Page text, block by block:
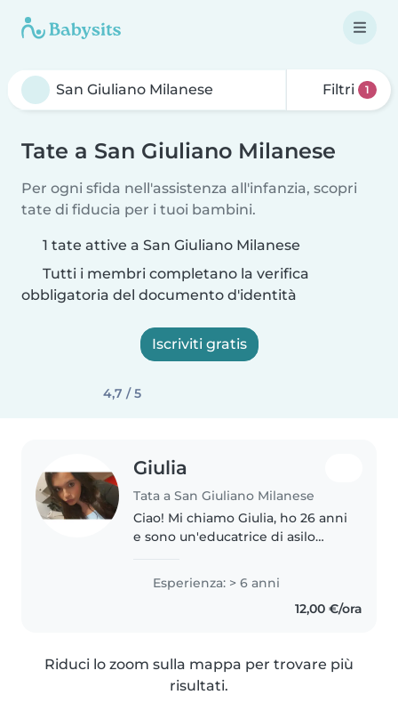
Filtri 1
Tate a San Giuliano Milanese
Per ogni sfida nell'assistenza all'infanzia, scopri
tate di fiducia per i tuoi bambini.
1 tate attive a San Giuliano Milanese
Tutti i membri completano la verifica
obbligatoria del documento d'identità
Iscriviti gratis
4,7 / 5
Giulia
Tata a San Giuliano Milanese
Ciao! Mi chiamo Giulia, ho 26 anni
e sono un'educatrice di asilo
esperienza nel mondo
dell'infanzia. 👶💛 Lavorare con i
bambini è la mia più grande
Esperienza: > 6 anni
12,00 €/ora
Riduci lo zoom sulla mappa per trovare più
risultati.